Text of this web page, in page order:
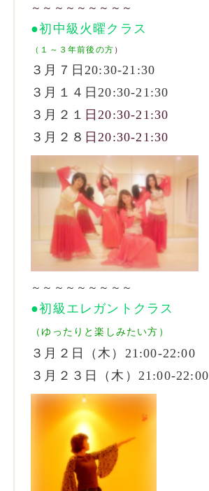
～～～～～～～～～
●初中級火曜クラス
（１～３年前後の方 ）
３月７日20:30-21:30
３月１４ 日20:30-21:30
３月２１ 日20:30-21:30
３月２８ 日20:30-21:30
～～～～～～～～～
●初級エレガントクラス
（ゆったりと楽しみたい方）
３月２日（木）21:00-22:00
３月２３日（木）21:00-22:00